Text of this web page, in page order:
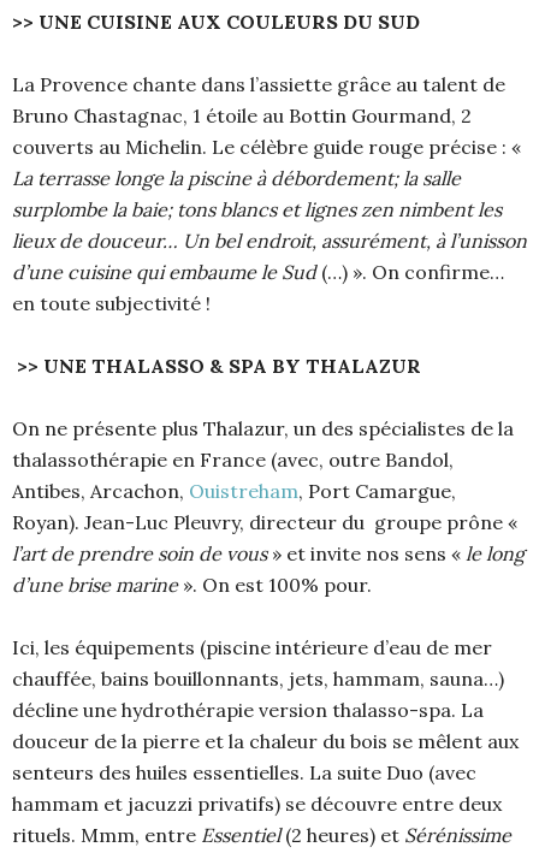
>> UNE CUISINE AUX COULEURS DU SUD
La Provence chante dans l’assiette grâce au talent de
Bruno Chastagnac, 1 étoile au Bottin Gourmand, 2
couverts au Michelin. Le célèbre guide rouge précise : «
La terrasse longe la piscine à débordement; la salle
surplombe la baie; tons blancs et lignes zen nimbent les
lieux de douceur… Un bel endroit, assurément, à l’unisson
d’une cuisine qui embaume le Sud(…) ». On confirme…
en toute subjectivité !
>> UNE THALASSO & SPA BY THALAZUR
On ne présente plus Thalazur, un des spécialistes de la
thalassothérapie en France (avec, outre Bandol,
Antibes, Arcachon, Ouistreham, Port Camargue,
Royan). Jean-Luc Pleuvry, directeur du groupe prône «
l’art de prendre soin de vous» et invite nos sens « le long
d’une brise marine ». On est 100% pour.
Ici, les équipements (piscine intérieure d’eau de mer
chauffée, bains bouillonnants, jets, hammam, sauna…)
décline une hydrothérapie version thalasso-spa. La
douceur de la pierre et la chaleur du bois se mêlent aux
senteurs des huiles essentielles. La suite Duo (avec
hammam et jacuzzi privatifs) se découvre entre deux
rituels. Mmm, entre Essentiel(2 heures) et Sérénissime